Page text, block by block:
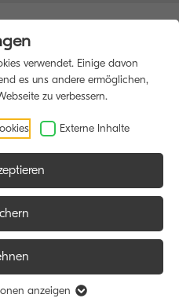
Funktion:
verwendet. Einige davon
es uns andere ermöglichen,
zu verbessern.
Externe Inhalte
anzeigen